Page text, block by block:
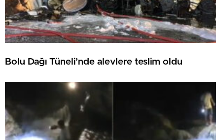
Bolu Dağı Tüneli’nde alevlere teslim oldu